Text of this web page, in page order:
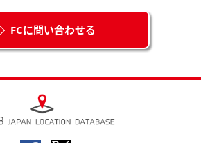
FCに問い合わせる